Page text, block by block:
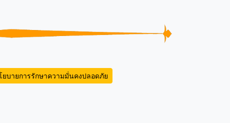
ยบายการรักษาความมั่นคงปลอดภัย